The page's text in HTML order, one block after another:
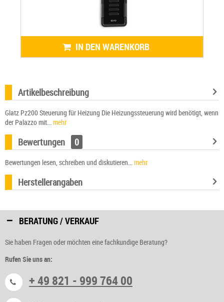
IN DEN WARENKORB
Artikelbeschreibung
Glatz Pz200 Steuerung für Heizung Die Heizungssteuerung wird benötigt, wenn
der Palazzo mit...
mehr
Bewertungen 0
Bewertungen lesen, schreiben und diskutieren... mehr
Herstellerangaben
BERATUNG / VERKAUF
Sie haben Fragen oder möchten eine fachkundige Beratung?
Rufen Sie uns an:
+ 49 821 - 999 764 00